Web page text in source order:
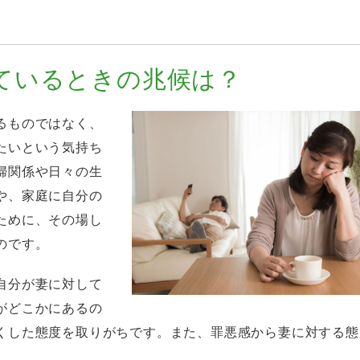
るときの兆候は？
のではなく、
いという気持ち
関係や日々の生
、家庭に自分の
めに、その場し
す。
分が妻に対して
どこかにあるの
た態度を取りがちです。また、罪悪感から妻に対する